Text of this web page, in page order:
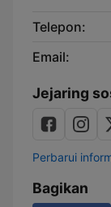
Telepon:
Email:
Jejaring
Perbarui
Bagikan